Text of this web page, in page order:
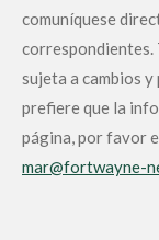
comuníquese
correspondientes.
sujeta a cambios y
prefiere que la
página, por favor
mar@fortwayne-